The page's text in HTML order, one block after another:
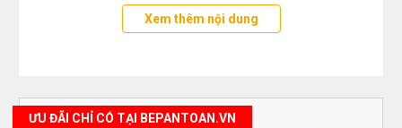
giới hiện nay với độ sáng bóng và tính thẩm mỹ vô
cùng sang trọng, mặt kính SchottCeran có khả năng
chứa những kim loại độc hại cho sức khỏe như Asen
Xem thêm nội dung
ƯU ĐÃI CHỈ CÓ TẠI BEPANTOAN.VN